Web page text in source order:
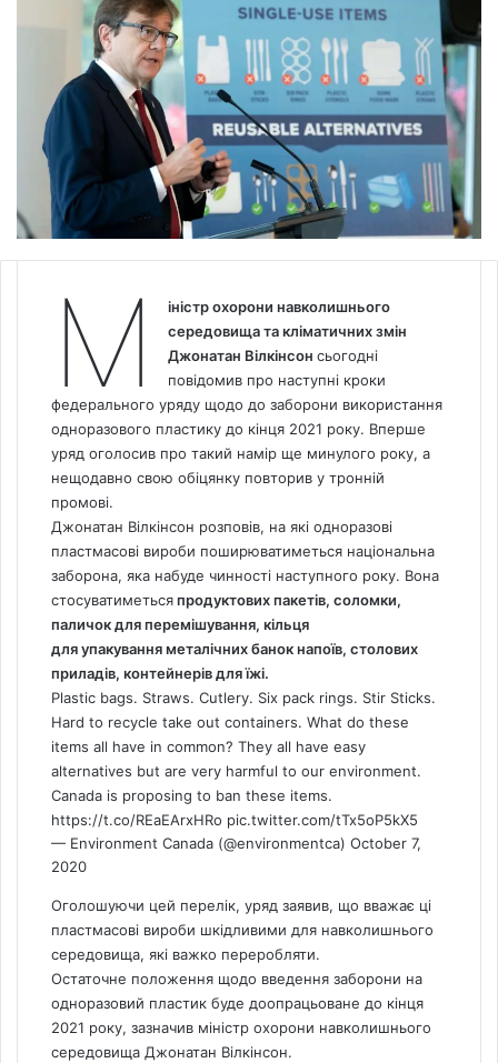
М
іністр охорони навколишнього
середовища та кліматичних змін
Джонатан Вілкінсон сьогодні
повідомив про наступні кроки
федерального уряду щодо до заборони використання
одноразового пластику до кінця 2021 року. Вперше
уряд оголосив про такий намір ще минулого року, а
нещодавно свою обіцянку повторив у тронній
промові.
Джонатан Вілкінсон розповів, на які одноразові
пластмасові вироби поширюватиметься національна
заборона, яка набуде чинності наступного року. Вона
стосуватиметьсяпродуктових пакетів, соломки,
паличок для перемішування, кільця
для упакування металічних банок напоїв, столових
приладів, контейнерів для їжі.
Plastic bags. Straws. Cutlery. Six pack rings. Stir Sticks.
Hard to recycle take out containers. What do these
items all have in common? They all have easy
alternatives but are very harmful to our environment.
Canada is proposing to ban these items.
https://t.co/REaEArxHRo pic.twitter.com/tTx5oP5kX5
— Environment Canada (@environmentca) October 7,
2020
Оголошуючи цей перелік, уряд заявив, що вважає ці
пластмасові вироби шкідливими для навколишнього
середовища, які важко переробляти.
Остаточне положення щодо введення заборони на
одноразовий пластик буде доопрацьоване до кінця
2021 року, зазначив міністр охорони навколишнього
середовища Джонатан Вілкінсон.